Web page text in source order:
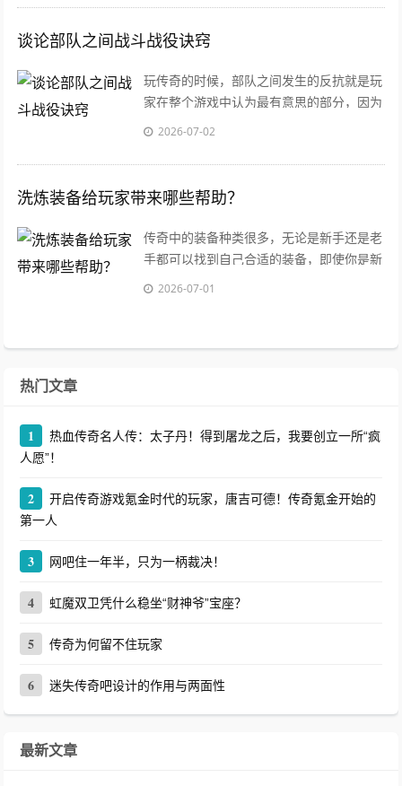
谈论部队之间战斗战役诀窍
玩传奇的时候，部队之间发生的反抗就是玩
家在整个游戏中认为最有意思的部分，因为
对于部队之间的混战是有很高的要求的，而
2026-07-02
洗炼装备给玩家带来哪些帮助？
传奇中的装备种类很多，无论是新手还是老
手都可以找到自己合适的装备，即使你是新
手玩家也能够得到系统的初级装备。但是普
2026-07-01
热门文章
1
热血传奇名人传：太子丹！得到屠龙之后，我要创立一所“疯
人愿”！
2
开启传奇游戏氪金时代的玩家，唐吉可德！传奇氪金开始的
第一人
3 网吧住一年半，只为一柄裁决！
4 虹魔双卫凭什么稳坐“财神爷”宝座？
5 传奇为何留不住玩家
6 迷失传奇吧设计的作用与两面性
最新文章